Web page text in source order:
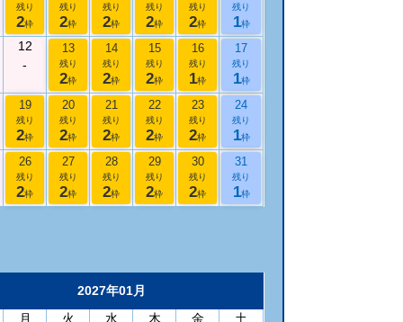
残り
2枠
残り
2枠
残り
2枠
残り
2枠
残り
2枠
残り
1枠
12
-
13
残り
2枠
14
残り
2枠
15
残り
2枠
16
残り
1枠
17
残り
1枠
19
残り
2枠
20
残り
2枠
21
残り
2枠
22
残り
2枠
23
残り
2枠
24
残り
1枠
26
残り
2枠
27
残り
2枠
28
残り
2枠
29
残り
2枠
30
残り
2枠
31
残り
1枠
2027年01月
月
火 水 木 金
土